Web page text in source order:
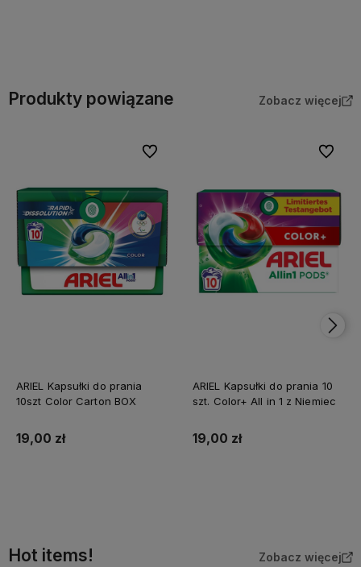
Produkty powiązane Zobacz więcej
ARIEL Kapsułki do prania
10szt Color Carton BOX
19,00 zł
Do ulubionych
ARIEL Kapsułki do prania 10
szt. Color+ All in 1 z Niemiec
19,00 zł
Do
Hot items! Zobacz więcej